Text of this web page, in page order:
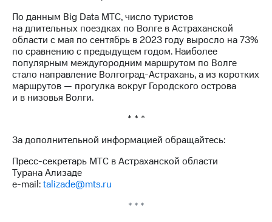
По данным Big Data МТС, число туристов
на длительных поездках по Волге в Астраханской
области с мая по сентябрь в 2023 году выросло на 73%
по сравнению с предыдущем годом. Наиболее
популярным междугородним маршрутом по Волге
стало направление Волгоград-Астрахань, а из коротких
маршрутов — прогулка вокруг Городского острова
и в низовья Волги.
* * *
За дополнительной информацией обращайтесь:
Пресс-секретарь МТС в Астраханской области
Турана Ализаде
e-mail:talizade@mts.ru
* * *